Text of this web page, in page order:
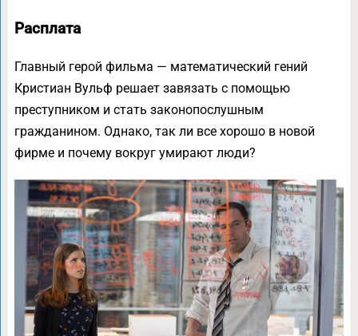
Расплата
Главный герой фильма — математический гений
Кристиан Вульф решает завязать с помощью
преступником и стать законопослушным
гражданином. Однако, так ли все хорошо в новой
фирме и почему вокруг умирают люди?